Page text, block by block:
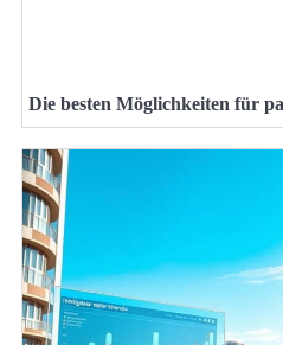
Die besten Möglichkeiten für